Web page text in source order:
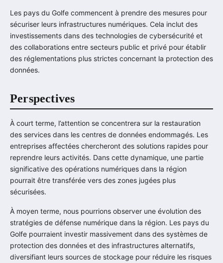
Les pays du Golfe commencent à prendre des mesures pour
sécuriser leurs infrastructures numériques. Cela inclut des
investissements dans des technologies de cybersécurité et
des collaborations entre secteurs public et privé pour établir
des réglementations plus strictes concernant la protection des
données.
Perspectives
À court terme, l’attention se concentrera sur la restauration
des services dans les centres de données endommagés. Les
entreprises affectées chercheront des solutions rapides pour
reprendre leurs activités. Dans cette dynamique, une partie
significative des opérations numériques dans la région
pourrait être transférée vers des zones jugées plus
sécurisées.
À moyen terme, nous pourrions observer une évolution des
stratégies de défense numérique dans la région. Les pays du
Golfe pourraient investir massivement dans des systèmes de
protection des données et des infrastructures alternatifs,
diversifiant leurs sources de stockage pour réduire les risques